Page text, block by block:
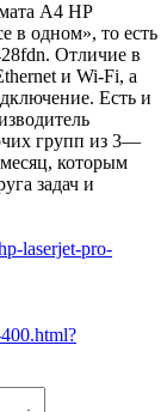
А4 HP
в одном», то есть
Отличие в
и Wi-Fi, а
Есть и
групп из 3—
которым
задач и
laserjet-pro-